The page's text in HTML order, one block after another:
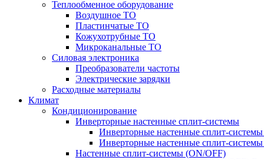
Теплообменное оборудование
Воздушное ТО
Пластинчатые ТО
Кожухотрубные ТО
Микроканальные ТО
Силовая электроника
Преобразователи частоты
Электрические зарядки
Расходные материалы
Климат
Кондиционирование
Инверторные настенные сплит-системы
Инверторные настенные сплит-
Инверторные настенные сплит-
Настенные сплит-системы (ON/OFF)